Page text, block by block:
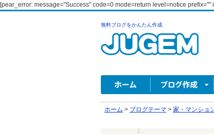
[pear_error: message="Success" code=0 mode=return level=notice prefix=""
無料ブログをかんたん作成
ホーム > ブログテーマ > 家・マンショ